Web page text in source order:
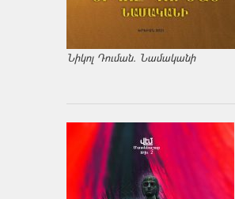
Նիկոլ Դուման. Նամականի